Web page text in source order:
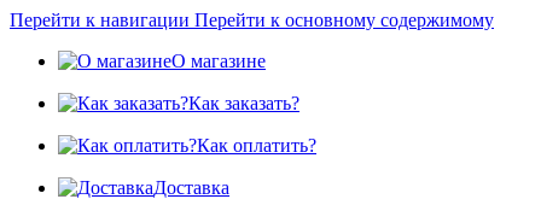
Перейти к навигации Перейти к основному содержимому
О магазине
Как заказать?
Как оплатить?
Доставка